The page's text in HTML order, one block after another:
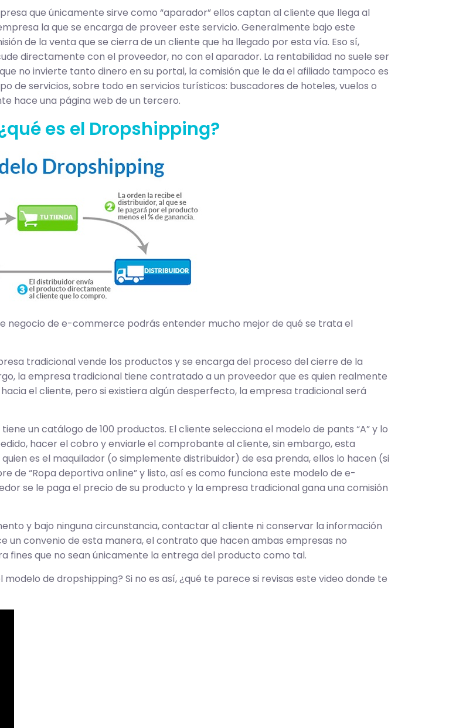
que únicamente sirve como “aparador” ellos captan al cliente que llega al
la que se encarga de proveer este servicio. Generalmente bajo este
de la venta que se cierra de un cliente que ha llegado por esta vía. Eso sí,
directamente con el proveedor, no con el aparador. La rentabilidad no suele ser
no invierte tanto dinero en su portal, la comisión que le da el afiliado tampoco es
de servicios, sobre todo en servicios turísticos: buscadores de hoteles, vuelos o
hace una página web de un tercero.
es el Dropshipping?
negocio de e-commerce podrás entender mucho mejor de qué se trata el
tradicional vende los productos y se encarga del proceso del cierre de la
la empresa tradicional tiene contratado a un proveedor que es quien realmente
el cliente, pero si existiera algún desperfecto, la empresa tradicional será
un catálogo de 100 productos. El cliente selecciona el modelo de pants “A” y lo
hacer el cobro y enviarle el comprobante al cliente, sin embargo, esta
es el maquilador (o simplemente distribuidor) de esa prenda, ellos lo hacen (si
de “Ropa deportiva online” y listo, así es como funciona este modelo de e-
se le paga el precio de su producto y la empresa tradicional gana una comisión
y bajo ninguna circunstancia, contactar al cliente ni conservar la información
un convenio de esta manera, el contrato que hacen ambas empresas no
fines que no sean únicamente la entrega del producto como tal.
de dropshipping? Si no es así, ¿qué te parece si revisas este video donde te